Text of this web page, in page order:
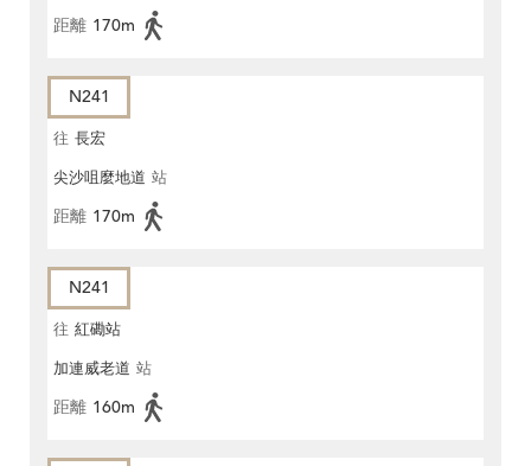
距離 170m
N241
往 長宏
尖沙咀麼地道 站
距離 170m
N241
往 紅磡站
加連威老道 站
距離 160m